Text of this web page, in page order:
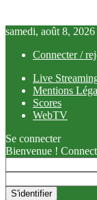
samedi, août 8, 2026
Connecter /
Live
Mentions
Scores
WebTV
Se connecter
Bienvenue !